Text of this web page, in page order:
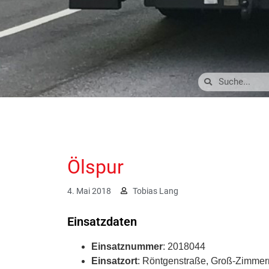
Ölspur
4. Mai 2018 Tobias Lang
Einsatzdaten
Einsatznummer: 2018044
Einsatzort: Röntgenstraße, Groß-